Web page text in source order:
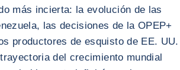
más incierta: la evolución de las
las decisiones de la OPEP+
productores de esquisto de EE. UU.
del crecimiento mundial